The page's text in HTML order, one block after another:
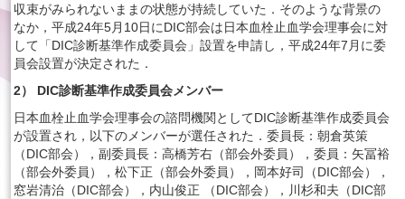
収束がみられないままの状態が持続していた．そのような背景の
なか，平成24年5月10日にDIC部会は日本血栓止血学会理事会に対
して「DIC診断基準作成委員会」設置を申請し，平成24年7月に委
員会設置が決定された．
2） DIC診断基準作成委員会メンバー
日本血栓止血学会理事会の諮問機関としてDIC診断基準作成委員会
が設置され，以下のメンバーが選任された．委員長：朝倉英策
（DIC部会），副委員長：高橋芳右（部会外委員），委員：矢冨裕
（部会外委員），松下正（部会外委員），岡本好司（DIC部会），
窓岩清治（DIC部会），内山俊正 （DIC部会），川杉和夫（DIC部